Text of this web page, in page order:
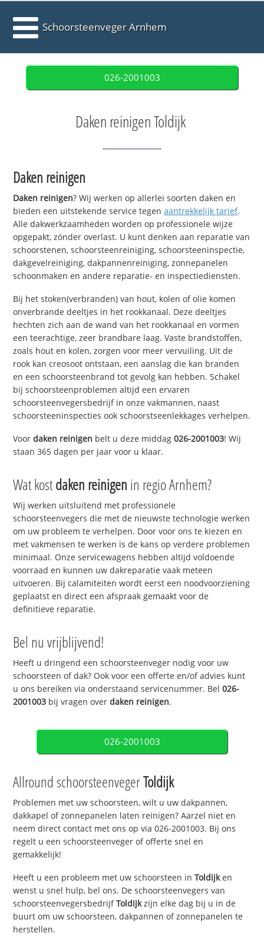
Schoorsteenveger Arnhem
026-2001003
Daken reinigen Toldijk
Daken reinigen
Daken reinigen? Wij werken op allerlei soorten daken en
bieden een uitstekende service tegenaantrekkelijk tarief.
Alle dakwerkzaamheden worden op professionele wijze
opgepakt, zónder overlast. U kunt denken aan reparatie van
schoorstenen, schoorsteenreiniging, schoorsteeninspectie,
dakgevelreiniging, dakpannenreiniging, zonnepanelen
schoonmaken en andere reparatie- en inspectiediensten.
Bij het stoken(verbranden) van hout, kolen of olie komen
onverbrande deeltjes in het rookkanaal. Deze deeltjes
hechten zich aan de wand van het rookkanaal en vormen
een teerachtige, zeer brandbare laag. Vaste brandstoffen,
zoals hout en kolen, zorgen voor meer vervuiling. Uit de
rook kan creosoot ontstaan, een aanslag die kan branden
en een schoorsteenbrand tot gevolg kan hebben. Schakel
bij schoorsteenproblemen altijd een ervaren
schoorsteenvegersbedrijf in onze vakmannen, naast
schoorsteeninspecties ook schoorstseenlekkages verhelpen.
Voordaken reinigen belt u deze middag026-2001003! Wij
staan 365 dagen per jaar voor u klaar.
Wat kostdaken reinigen in regio Arnhem?
Wij werken uitsluitend met professionele
schoorsteenvegers die met de nieuwste technologie werken
om uw probleem te verhelpen. Door voor ons te kiezen en
met vakmensen te werken is de kans op verdere problemen
minimaal. Onze servicewagens hebben altijd voldoende
voorraad en kunnen uw dakreparatie vaak meteen
uitvoeren. Bij calamiteiten wordt eerst een noodvoorziening
geplaatst en direct een afspraak gemaakt voor de
definitieve reparatie.
Bel nu vrijblijvend!
Heeft u dringend een schoorsteenveger nodig voor uw
schoorsteen of dak? Ook voor een offerte en/of advies kunt
u ons bereiken via onderstaand servicenummer. Bel026-
2001003 bij vragen overdaken reinigen.
026-2001003
Allround schoorsteenvegerToldijk
Problemen met uw schoorsteen, wilt u uw dakpannen,
dakkapel of zonnepanelen laten reinigen? Aarzel niet en
neem direct contact met ons op via 026-2001003. Bij ons
regelt u een schoorsteenveger of offerte snel en
gemakkelijk!
Heeft u een probleem met uw schoorsteen inToldijken
wenst u snel hulp, bel ons. De schoorsteenvegers van
schoorsteenvegersbedrijfToldijkzijn elke dag bij u in de
buurt om uw schoorsteen, dakpannen of zonnepanelen te
herstellen.